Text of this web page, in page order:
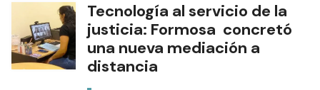
Tecnología al servicio de la
justicia: Formosa concretó
una nueva mediación a
distancia